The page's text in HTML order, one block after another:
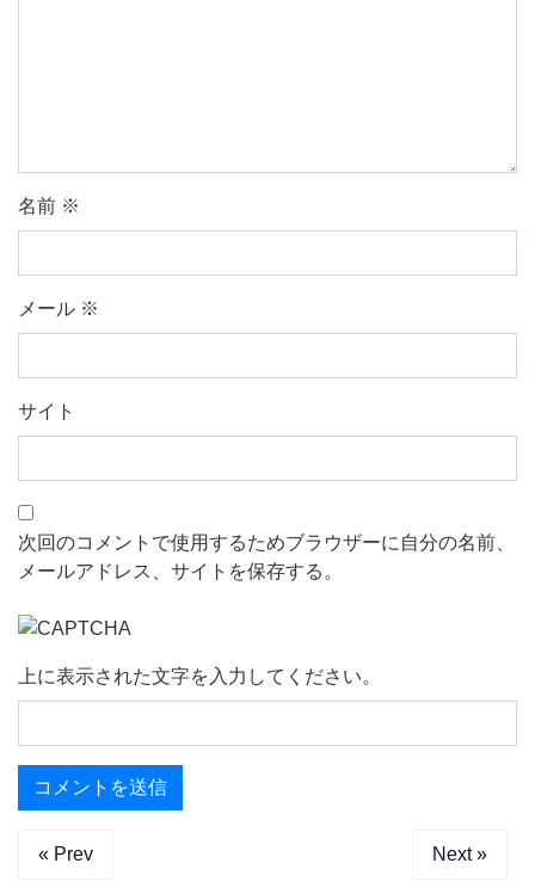
名前 ※
メール ※
サイト
次回のコメントで使用するためブラウザーに自分の名前、
メールアドレス、サイトを保存する。
上に表示された文字を入力してください。
« Prev Next »